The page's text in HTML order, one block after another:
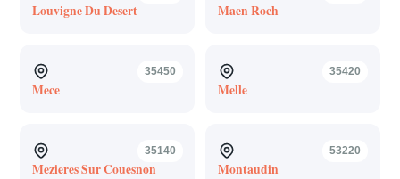
Louvigne Du Desert Maen Roch
35450
Mece
35420
Melle
35140
Mezieres Sur Couesnon
53220
Montaudin